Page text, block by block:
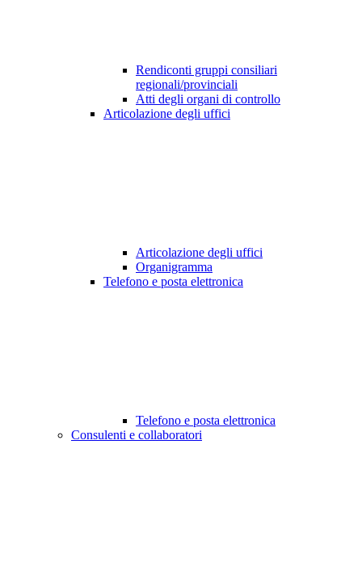
Rendiconti gruppi consiliari
regionali/provinciali
Atti degli organi di controllo
Articolazione degli uffici
Articolazione degli uffici
Organigramma
Telefono e posta elettronica
Telefono e posta elettronica
Consulenti e collaboratori